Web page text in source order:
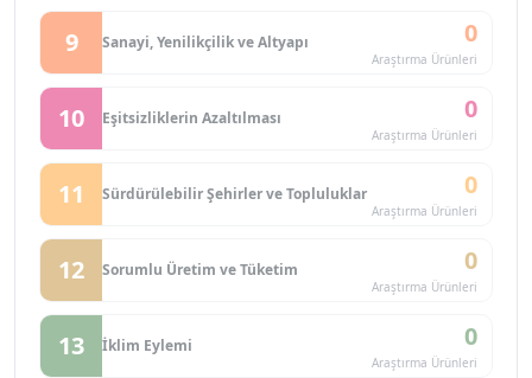
9 Sanayi, Yenilikçilik ve Altyapı 0
Araştırma Ürünleri
10 Eşitsizliklerin Azaltılması 0
Araştırma Ürünleri
11 Sürdürülebilir Şehirler ve Topluluklar 0
Araştırma Ürünleri
12 Sorumlu Üretim ve Tüketim 0
Araştırma Ürünleri
13 İklim Eylemi 0
Araştırma Ürünleri